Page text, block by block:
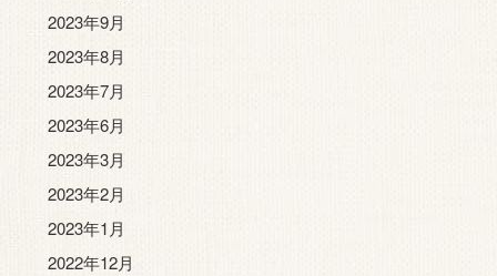
2023年9月
2023年8月
2023年7月
2023年6月
2023年3月
2023年2月
2023年1月
2022年12月